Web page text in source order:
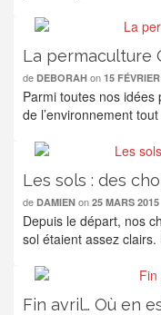
La permaculture
de DEBORAH on 15
Parmi toutes nos
de l’environnement
Les sols : des
de DAMIEN on 25 MARS 2015
Depuis le départ, nos
sol étaient assez clairs.
Fin avril… Où en